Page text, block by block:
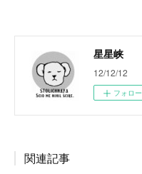
星星峡
12/12/12
フォロー
関連記事